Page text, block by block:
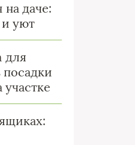
даче:
и уют
для
посадки